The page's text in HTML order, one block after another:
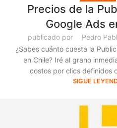
Precios de la
Google Ads
publicado por Pedro
¿Sabes cuánto cuesta la
en Chile? Iré al grano
costos por clics definidos
SIGUE